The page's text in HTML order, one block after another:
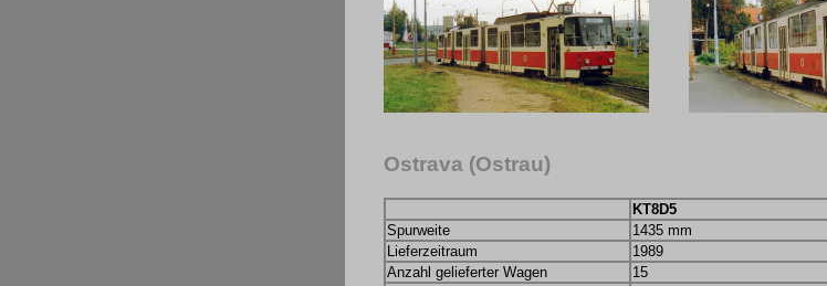
Ostrava (Ostrau)
KT8D5
Spurweite
1435 mm
Lieferzeitraum
1989
Anzahl gelieferter Wagen
15